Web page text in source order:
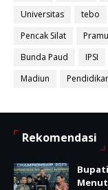
Universitas
tebo
Pencak Silat
Bunda Paud
IPSI
Madiun
Rekomendasi